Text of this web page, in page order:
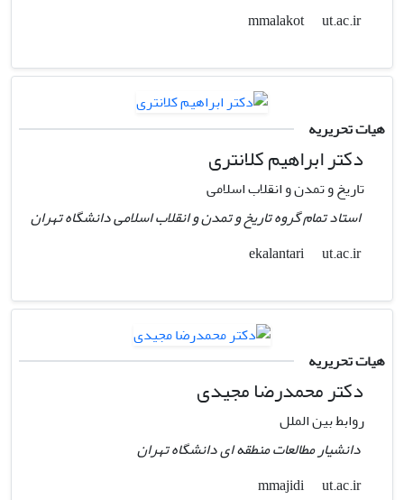
mmalakot
ut.ac.ir
هیات تحریریه
دکتر ابراهیم کلانتری
تاریخ و تمدن و انقلاب اسلامی
استاد تمام گروه تاریخ و تمدن و انقلاب اسلامی دانشگاه تهران
ekalantari
ut.ac.ir
هیات تحریریه
دکتر محمدرضا مجیدی
روابط بین الملل
دانشیار مطالعات منطقه ای دانشگاه تهران
mmajidi
ut.ac.ir